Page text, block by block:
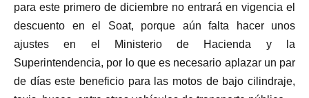
para este primero de diciembre no entrará en vigencia el
descuento en el Soat, porque aún falta hacer unos
ajustes en el Ministerio de Hacienda y la
Superintendencia, por lo que es necesario aplazar un par
de días este beneficio para las motos de bajo cilindraje,